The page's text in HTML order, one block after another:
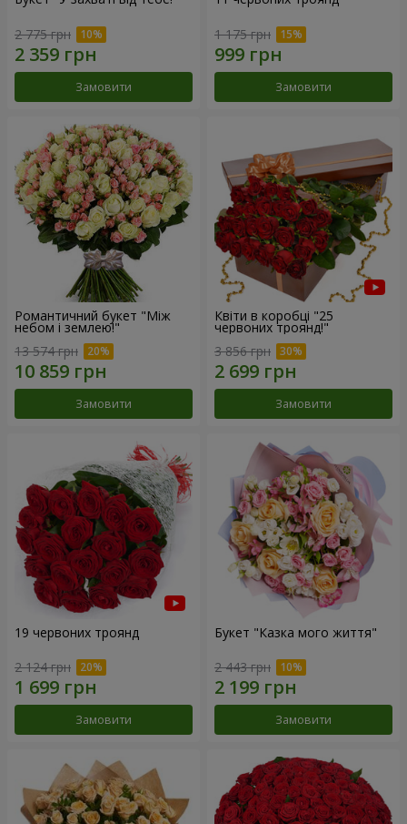
2 775 грн
Замовити
1 175 грн
Замовити
Романтичний букет "Між
небом і землею!"
13 574 грн
Замовити
Квіти в коробці "25
червоних троянд!"
3 856 грн
Замовити
19 червоних троянд
2 124 грн
Замовити
Букет "Казка мого життя"
2 443 грн
Замовити